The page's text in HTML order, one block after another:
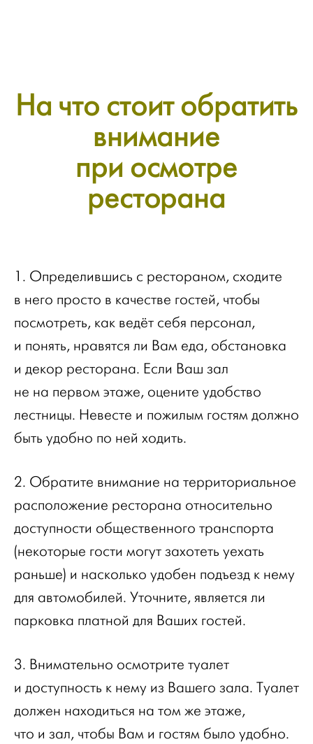
На что стоит обратить
внимание
при осмотре
ресторана
1. Определившись с рестораном, сходите
в него просто в качестве гостей, чтобы
посмотреть, как ведёт себя персонал,
и понять, нравятся ли Вам еда, обстановка
и декор ресторана. Если Ваш зал
не на первом этаже, оцените удобство
лестницы. Невесте и пожилым гостям должно
быть удобно по ней ходить.
2. Обратите внимание на территориальное
расположение ресторана относительно
доступности общественного транспорта
(некоторые гости могут захотеть уехать
раньше) и насколько удобен подъезд к нему
для автомобилей. Уточните, является ли
парковка платной для Ваших гостей.
3. Внимательно осмотрите туалет
и доступность к нему из Вашего зала. Туалет
должен находиться на том же этаже,
что и зал, чтобы Вам и гостям было удобно.